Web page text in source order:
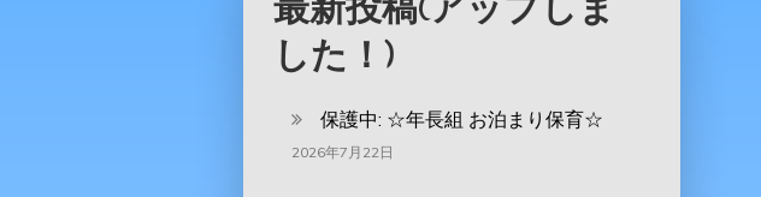
した！)
保護中: ‪☆年長組 お泊まり保育☆
2026年7月22日